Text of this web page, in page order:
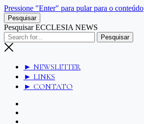
Pressione "Enter" para pular para o conteúdo
Pesquisar
Pesquisar ECCLESIA NEWS
► NEWSLETTER
► LINKS
► CONTATO